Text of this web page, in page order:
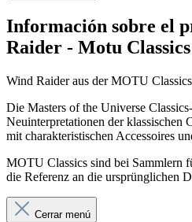
Información sobre el
Raider - Motu
Wind Raider aus der MOTU
Die Masters of the Universe
Neuinterpretationen der klassischen
mit charakteristischen Accessoires
MOTU Classics sind bei Sammlern
die Referenz an die ursprünglichen
Cerrar menú